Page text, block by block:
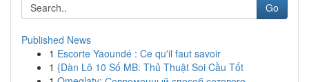
Go
Published News
1 Escorte Yaoundé : Ce qu'il faut savoir
1 {Dàn Lô 10 Số MB: Thủ Thuật Soi Cầu Tốt